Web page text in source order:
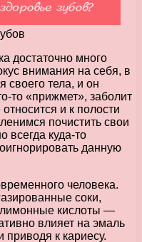
достаточно много
внимания на себя, в
своего тела, и он
то «прижмет», заболит
и к полости
почистить свои
всегда куда-то
данную
человека.
соки,
кислоты —
влияет на эмаль
приводя к кариесу.